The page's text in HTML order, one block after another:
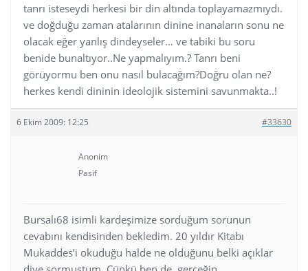
tanrı isteseydi herkesi bir din altında toplayamazmıydı.
ve doğduğu zaman atalarının dinine inanaların sonu ne
olacak eğer yanlış dindeyseler… ve tabiki bu soru
benide bunaltıyor..Ne yapmalıyım.? Tanrı beni
görüyormu ben onu nasıl bulacağım?Doğru olan ne?
herkes kendi dininin ideolojik sistemini savunmakta..!
6 Ekim 2009: 12:25 #33630
Anonim
Pasif
Bursalı68 isimli kardeşimize sorduğum sorunun
cevabını kendisinden bekledim. 20 yıldır Kitabı
Mukaddes’i okuduğu halde ne olduğunu belki açıklar